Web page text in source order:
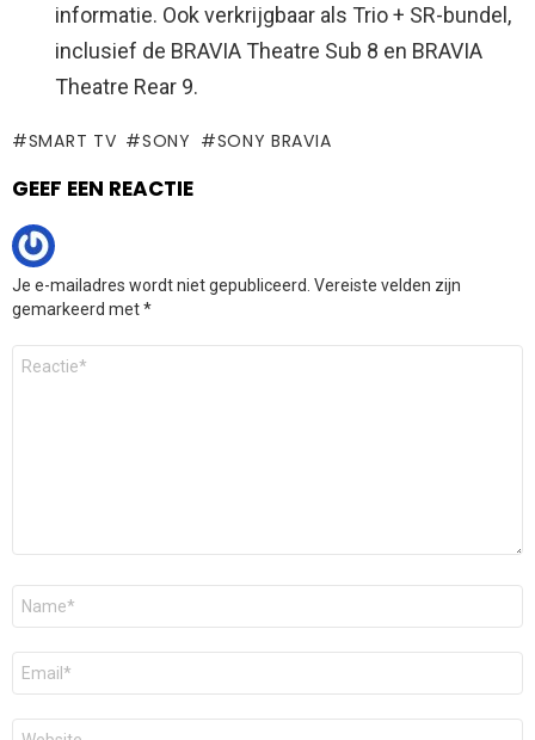
informatie. Ook verkrijgbaar als Trio + SR-bundel,
inclusief de BRAVIA Theatre Sub 8 en BRAVIA
Theatre Rear 9.
SMART TV SONY SONY BRAVIA
GEEF EEN REACTIE
Je e-mailadres wordt niet gepubliceerd. Vereiste velden zijn
gemarkeerd met*
Reactie
Naam
E-
mail
*
Site